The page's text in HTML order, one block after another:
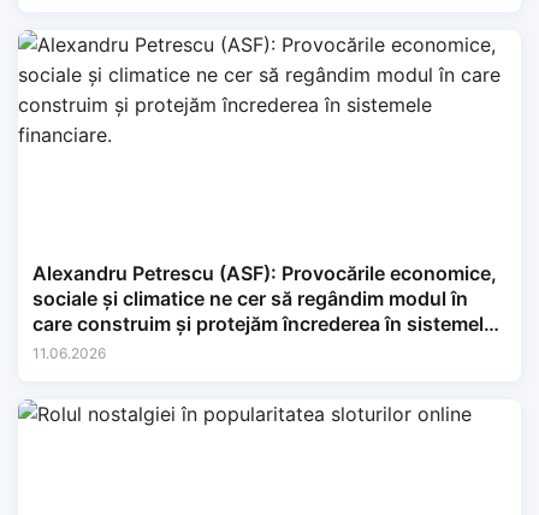
Alexandru Petrescu (ASF): Provocările economice,
sociale și climatice ne cer să regândim modul în
care construim și protejăm încrederea în sistemele
financiare.
11.06.2026